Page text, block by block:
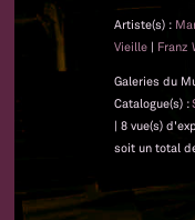
Artiste(s) :
Vieille | Franz
Galeries du
Catalogue(s) :
| 8 vue(s)
soit un total